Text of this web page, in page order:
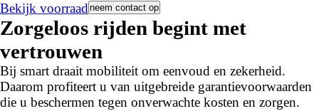
Bekijk voorraad neem contact op
Zorgeloos rijden begint met
vertrouwen
Bij smart draait mobiliteit om eenvoud en zekerheid.
Daarom profiteert u van uitgebreide garantievoorwaarden
die u beschermen tegen onverwachte kosten en zorgen.